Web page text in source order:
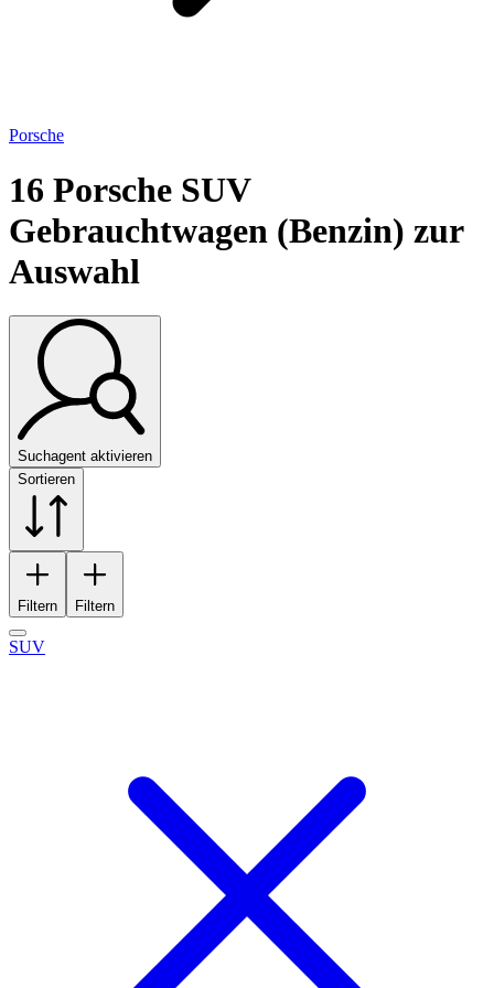
Porsche
16 Porsche SUV
Gebrauchtwagen (Benzin) zur
Auswahl
Suchagent aktivieren
Sortieren
Filtern Filtern
SUV